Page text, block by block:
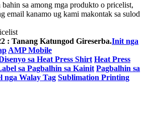
bahin sa among mga produkto o pricelist,
email kanamo ug kami makontak sa sulod
: Tanang Katungod Gireserba.Init nga
AMP Mobile
sa Heat Press Shirt Heat Press
sa Pagbalhin sa Kainit Pagbalhin sa
nga Walay Tag Sublimation Printing